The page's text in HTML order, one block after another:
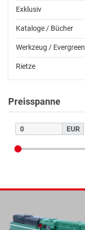
Exklusiv
Kataloge / Bücher
Werkzeug / Evergreen
Rietze
Preisspanne
EUR